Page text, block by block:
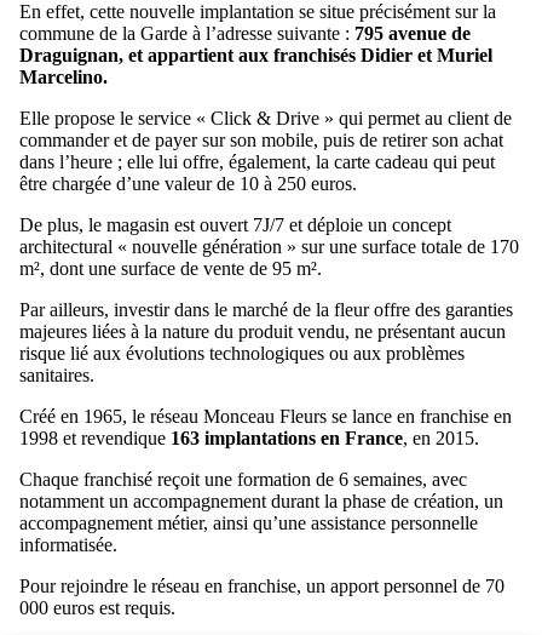
En effet, cette nouvelle implantation se situe précisément sur la
commune de la Garde à l’adresse suivante : 795 avenue de
Draguignan, et appartient aux franchisés Didier et Muriel
Marcelino.
Elle propose le service « Click & Drive » qui permet au client de
commander et de payer sur son mobile, puis de retirer son achat
dans l’heure ; elle lui offre, également, la carte cadeau qui peut
être chargée d’une valeur de 10 à 250 euros.
De plus, le magasin est ouvert 7J/7 et déploie un concept
architectural « nouvelle génération » sur une surface totale de 170
m², dont une surface de vente de 95 m².
Par ailleurs, investir dans le marché de la fleur offre des garanties
majeures liées à la nature du produit vendu, ne présentant aucun
risque lié aux évolutions technologiques ou aux problèmes
sanitaires.
Créé en 1965, le réseau Monceau Fleurs se lance en franchise en
1998 et revendique 163 implantations en France, en 2015.
Chaque franchisé reçoit une formation de 6 semaines, avec
notamment un accompagnement durant la phase de création, un
accompagnement métier, ainsi qu’une assistance personnelle
informatisée.
Pour rejoindre le réseau en franchise, un apport personnel de 70
000 euros est requis.